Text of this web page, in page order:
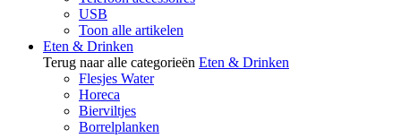
USB
Toon alle artikelen
Eten & Drinken
Terug naar alle categorieën Eten & Drinken
Flesjes Water
Horeca
Bierviltjes
Borrelplanken